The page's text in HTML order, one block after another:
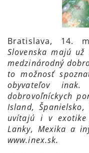
Bratislava, 14.
Slovenska majú
medzinárodný
to možnosť
obyvateľov
dobrovoľníckych
Island, Španielsko,
uvítajú i v exotike
Lanky, Mexika a
www.inex.sk.